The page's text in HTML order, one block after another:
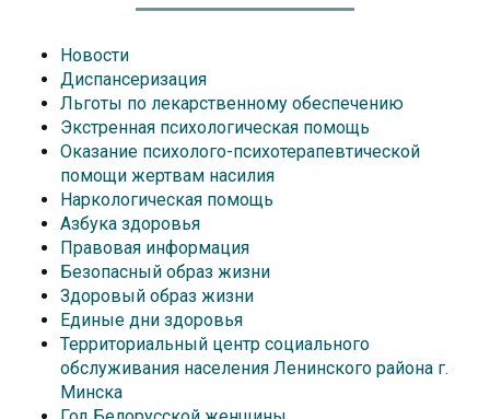
Новости
Диспансеризация
Льготы по лекарственному обеспечению
Экстренная психологическая помощь
Оказание психолого-психотерапевтической
помощи жертвам насилия
Наркологическая помощь
Азбука здоровья
Правовая информация
Безопасный образ жизни
Здоровый образ жизни
Единые дни здоровья
Территориальный центр социального
обслуживания населения Ленинского района г.
Минска